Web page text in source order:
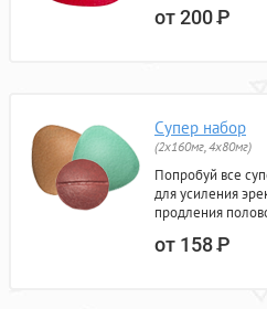
от 200Р
Супер набор
(2х160мг, 4х80мг)
Попробуй все
для усиления
продления
от 158Р